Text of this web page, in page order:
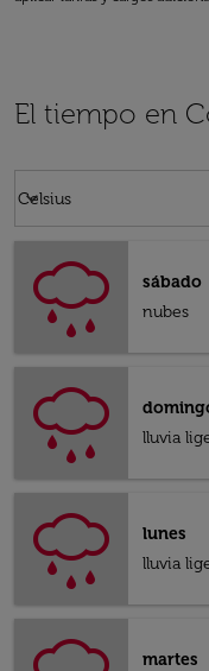
El tiempo en
Celsius
keyboard_arrow_down
sábado
nubes
lluvia
lunes
lluvia
martes